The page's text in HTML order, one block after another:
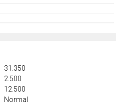
31.350
2.500
12.500
Normal